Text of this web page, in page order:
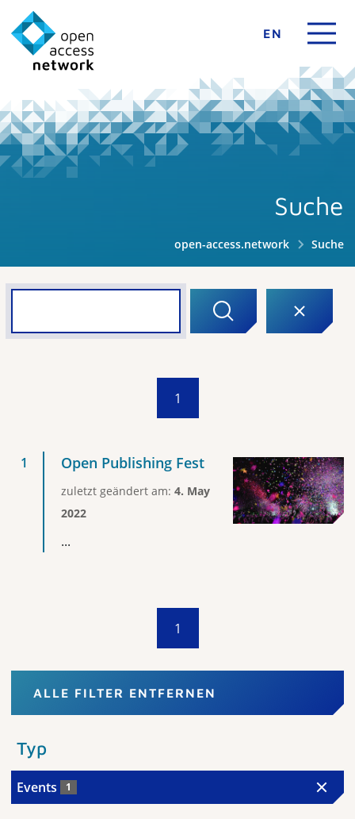
EN
Suche
open-access.network Suche
1
Open Publishing Fest
zuletzt geändert am: 4. May
2022
...
1
ALLE FILTER ENTFERNEN
Typ
Events 1